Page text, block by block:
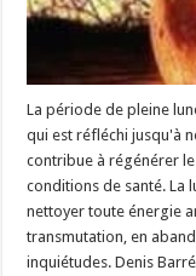
La période de pleine
qui est réfléchi jusqu'à
contribue à régénérer
conditions de santé. La
nettoyer toute énergie
transmutation, en
inquiétudes. Denis